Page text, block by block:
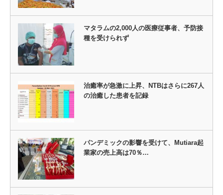
マタラムの2,000人の医療従事者、予防接
種を受けられず
治癒率が急激に上昇、NTBはさらに267人
の治癒した患者を記録
パンデミックの影響を受けて、Mutiara起
業家の売上高は70％…